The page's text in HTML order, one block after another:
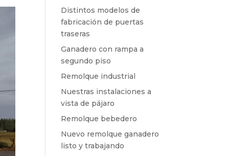
Distintos modelos de
fabricación de puertas
traseras
Ganadero con rampa a
segundo piso
Remolque industrial
Nuestras instalaciones a
vista de pájaro
Remolque bebedero
Nuevo remolque ganadero
listo y trabajando